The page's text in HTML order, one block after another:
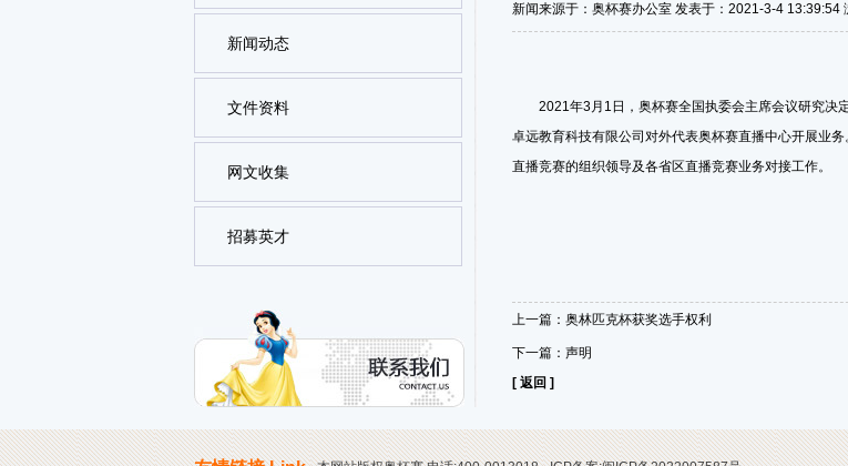
新闻动态
文件资料
网文收集
招募英才
新闻来源于：奥杯赛办公室 发表于：2021-3-4 13:39:54
2021年3月1日，奥杯赛全国执委会主席会议研究决
卓远教育科技有限公司对外代表奥杯赛直播中心开展业
直播竞赛的组织领导及各省区直播竞赛业务对接工作。
上一篇： 奥林匹克杯获奖选手权利
下一篇： 声明
[ 返回 ]